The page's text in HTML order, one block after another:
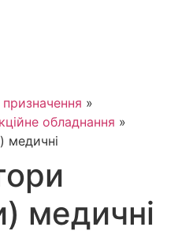
»
обладнання »
медичні
медичні